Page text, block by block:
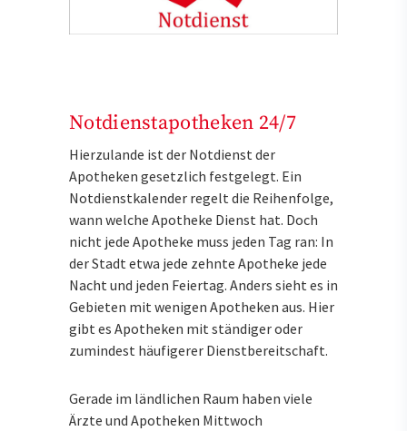
Notdienstapotheken 24/7
Hierzulande ist der Notdienst der
Apotheken gesetzlich festgelegt. Ein
Notdienstkalender regelt die Reihenfolge,
wann welche Apotheke Dienst hat. Doch
nicht jede Apotheke muss jeden Tag ran: In
der Stadt etwa jede zehnte Apotheke jede
Nacht und jeden Feiertag. Anders sieht es in
Gebieten mit wenigen Apotheken aus. Hier
gibt es Apotheken mit ständiger oder
zumindest häufigerer Dienstbereitschaft.
Gerade im ländlichen Raum haben viele
Ärzte und Apotheken Mittwoch